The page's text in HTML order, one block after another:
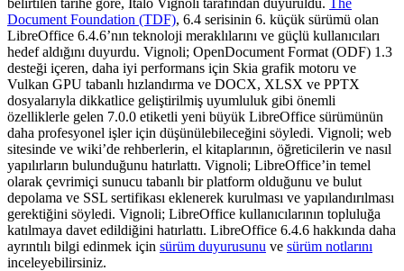
Document Foundation (TDF), 6.4 serisinin 6. küçük sürümü olan
LibreOffice 6.4.6’nın teknoloji meraklılarını ve güçlü kullanıcıları
hedef aldığını duyurdu. Vignoli; OpenDocument Format (ODF) 1.3
desteği içeren, daha iyi performans için Skia grafik motoru ve
Vulkan GPU tabanlı hızlandırma ve DOCX, XLSX ve PPTX
dosyalarıyla dikkatlice geliştirilmiş uyumluluk gibi önemli
özelliklerle gelen 7.0.0 etiketli yeni büyük LibreOffice sürümünün
daha profesyonel işler için düşünülebileceğini söyledi. Vignoli; web
sitesinde ve wiki’de rehberlerin, el kitaplarının, öğreticilerin ve nasıl
yapılırların bulunduğunu hatırlattı. Vignoli; LibreOffice’in temel
olarak çevrimiçi sunucu tabanlı bir platform olduğunu ve bulut
depolama ve SSL sertifikası eklenerek kurulması ve yapılandırılması
gerektiğini söyledi. Vignoli; LibreOffice kullanıcılarının topluluğa
katılmaya davet edildiğini hatırlattı. LibreOffice 6.4.6 hakkında daha
ayrıntılı bilgi edinmek için sürüm duyurusunu ve sürüm notlarını
inceleyebilirsiniz.